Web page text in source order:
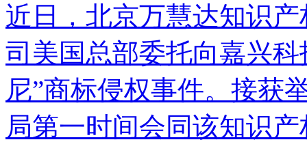
近日，北京万慧达知识
司美国总部委托向嘉兴
尼”商标侵权事件。接获
局第一时间会同该知识